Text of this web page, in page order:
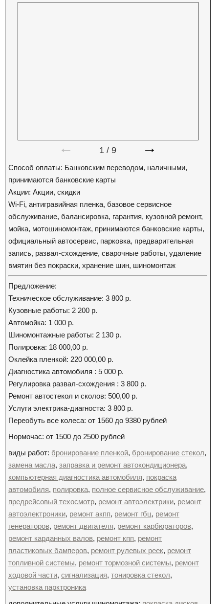
← 1 / 9 →
Способ оплаты: Банковским переводом, наличными,
принимаются банковские карты
Акции: Акции, скидки
Wi-Fi, антигравийная пленка, базовое сервисное
обслуживание, балансировка, гарантия, кузовной ремонт,
мойка, мотошиномонтаж, принимаются банковские карты,
официальный автосервис, парковка, предварительная
запись, развал-схождение, сварочные работы, удаление
вмятин без покраски, хранение шин, шиномонтаж
Предложение:
Техническое обслуживание: 3 800 р.
Кузовные работы: 2 200 р.
Автомойка: 1 000 р.
Шиномонтажные работы: 2 130 р.
Полировка: 18 000,00 р.
Оклейка пленкой: 220 000,00 р.
Диагностика автомобиля : 5 000 р.
Регулировка развал-схождения : 3 800 р.
Ремонт автостекол и сколов: 500,00 р.
Услуги электрика-диагноста: 3 800 р.
Переобуть все колеса: от 1560 до 9380 рублей
Нормочас: от 1500 до 2500 рублей
виды работ: бронирование пленкой, бронирование стекол,
замена масла, заправка и ремонт автокондиционера,
компьютерная диагностика автомобиля, покраска
автомобиля, полировка, полное сервисное обслуживание,
предрейсовый техосмотр, ремонт автоэлектрики, ремонт
автоэлектроники, ремонт акпп, ремонт гбц, ремонт
генераторов, ремонт двигателя, ремонт карбюраторов,
ремонт карданных валов, ремонт кпп, ремонт
пластиковых бамперов, ремонт рулевых реек, ремонт
топливной системы, ремонт тормозной системы, ремонт
ходовой части, сигнализация, тонировка стекол,
установка парктроника